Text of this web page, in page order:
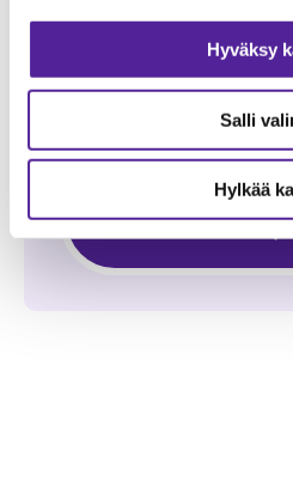
Hyväksy
Salli
Hylkää
3 päivää
Hinta:1 330,00 € +
ILMOITTAUDU